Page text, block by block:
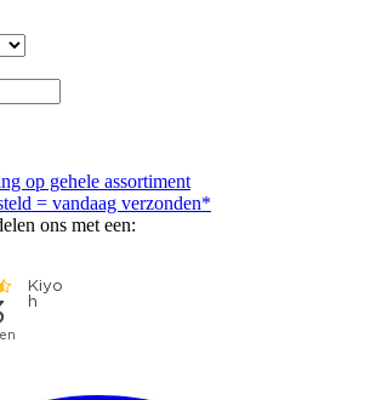
op gehele assortiment
= vandaag verzonden*
ons met een: